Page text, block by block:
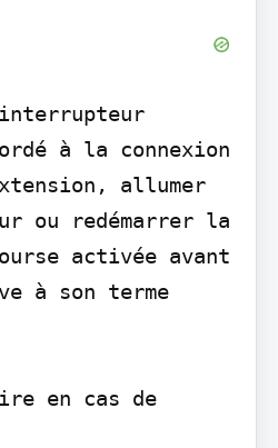
à la connexion
allumer
ou redémarrer la
activée avant
à son terme
en cas de